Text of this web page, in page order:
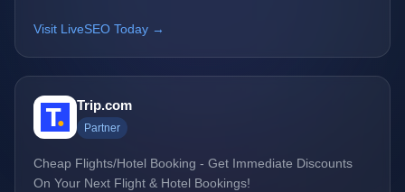
Visit LiveSEO Today →
Trip.com
Partner
Cheap Flights/Hotel Booking - Get Immediate Discounts
On Your Next Flight & Hotel Bookings!